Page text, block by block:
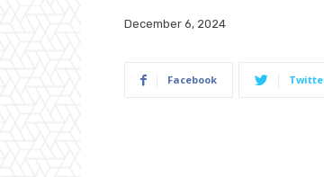
December 6, 2024
Facebook